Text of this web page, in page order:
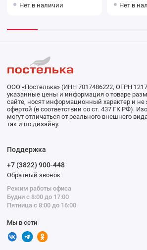
Нет в наличии Нет в
ООО «Постелька» (ИНН 7017486222, ОГРН
указанные цены и информация о товаре
сайте, носят информационный характер и
офертой (в соответствии со ст. 437 ГК РФ).
могут отличаться от реального внешнего
так и по дизайну.
Поддержка
+7 (3822) 900-448
Обратный звонок
Режим работы офиса
Будни с 8:00 до 17:00
Пятница с 8:00 до 16:00
Мы в сети